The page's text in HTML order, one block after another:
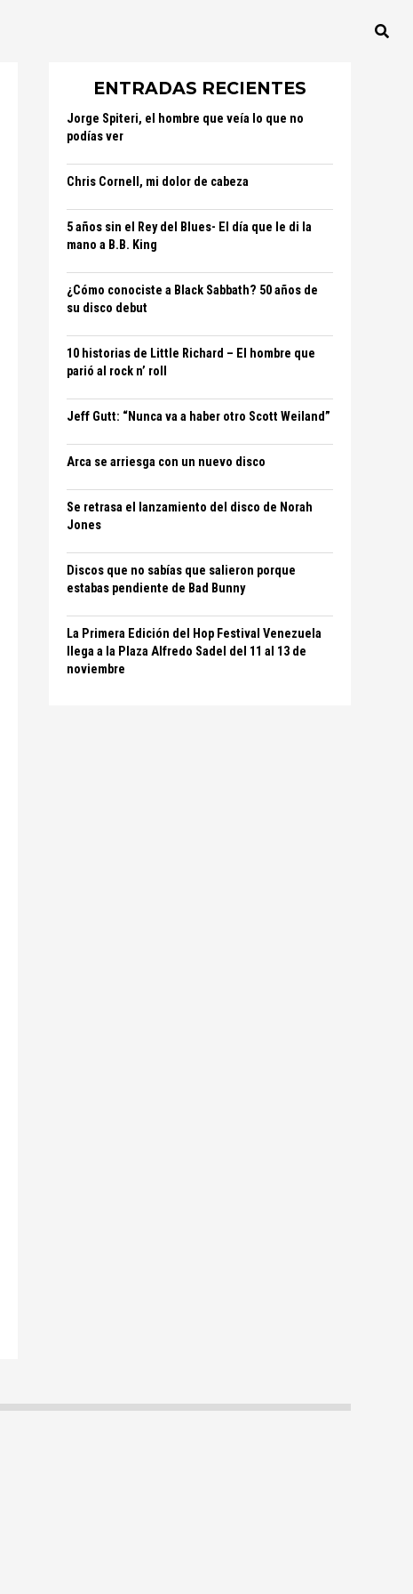
ENTRADAS RECIENTES
Jorge Spiteri, el hombre que veía lo que no
podías ver
Chris Cornell, mi dolor de cabeza
5 años sin el Rey del Blues- El día que le di la
mano a B.B. King
¿Cómo conociste a Black Sabbath? 50 años de
su disco debut
10 historias de Little Richard – El hombre que
parió al rock n’ roll
Jeff Gutt: “Nunca va a haber otro Scott Weiland”
Arca se arriesga con un nuevo disco
Se retrasa el lanzamiento del disco de Norah
Jones
Discos que no sabías que salieron porque
estabas pendiente de Bad Bunny
La Primera Edición del Hop Festival Venezuela
llega a la Plaza Alfredo Sadel del 11 al 13 de
noviembre